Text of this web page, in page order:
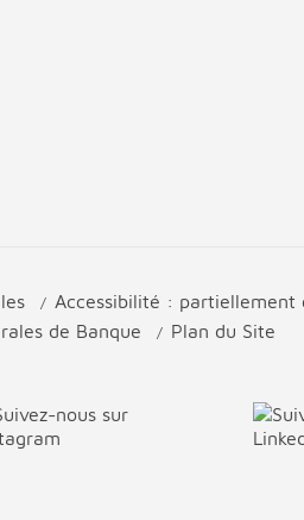
Accessibilité : partiellement
de Banque Plan du Site